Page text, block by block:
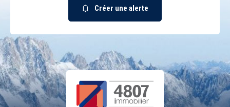
Créer une alerte